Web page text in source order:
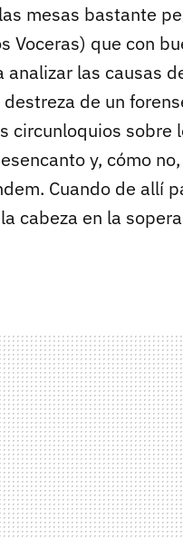
mesas bastante
Voceras) que con
las causas
destreza de un
circunloquios sobre
y, cómo
Cuando de allí
cabeza en la